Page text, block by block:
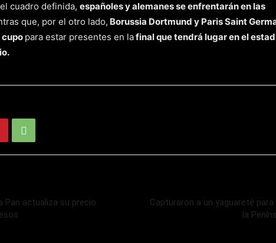
cuadro definida, españoles y alemanes se enfrentarán en las
que, por el otro lado, Borussia Dortmund y Paris Saint
cupo para estar presentes en lafinal que tendrá lugar en el
Pan actualiza su precio
Capturaron a un yaguareté
la